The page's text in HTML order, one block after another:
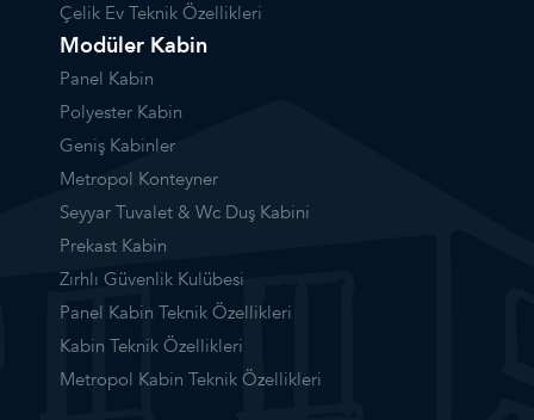
Çelik Ev Teknik Özellikleri
Modüler Kabin
Panel Kabin
Polyester Kabin
Geniş Kabinler
Metropol Konteyner
Seyyar Tuvalet & Wc Duş Kabini
Prekast Kabin
Zırhlı Güvenlik Kulübesi
Panel Kabin Teknik Özellikleri
Kabin Teknik Özellikleri
Metropol Kabin Teknik Özellikleri